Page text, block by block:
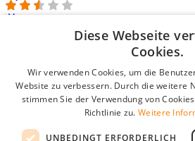
Login für Unternehmen
E-Mail*
Passwort
Angemeldet bleiben
Diese Webseite
Cookies.
Wir verwenden Cookies, um die
Website zu verbessern. Durch die weitere
stimmen Sie der Verwendung von
Richtlinie zu. Weitere
UNBEDINGT ERFORDERLICH